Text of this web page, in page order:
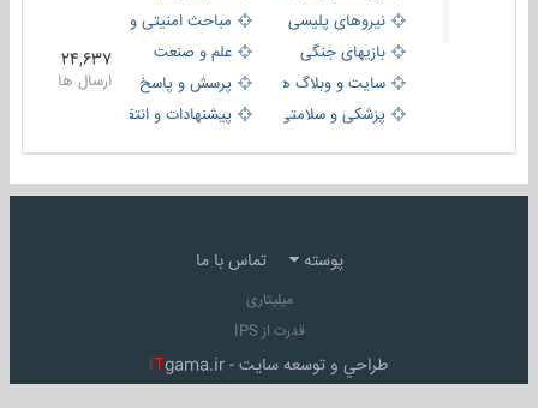
نیروهای پلیسی
مباحث امنیتی و اطلاعاتی
بازیهای جنگی
علم و صنعت
سایت و وبلاگ ها
پرسش و پاسخ
پزشکی و سلامتی
پیشنهادات و انتقادات
24,637
ارسال ها
پوسته تماس با ما
میلیتاری
قدرت از IPS
طراحي و توسعه سايت - iTgama.ir